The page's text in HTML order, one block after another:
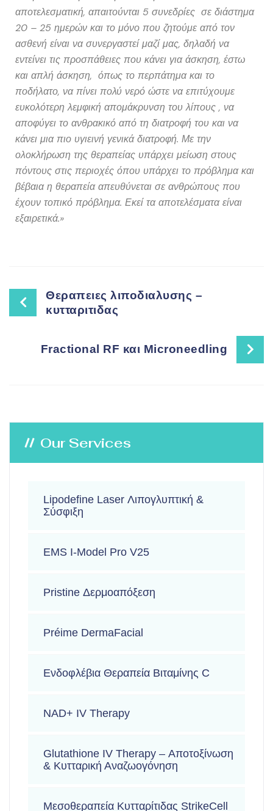
αποτελεσματική, απαιτούνται 5 συνεδρίες σε διάστημα
20 – 25 ημερών και το μόνο που ζητούμε από τον
ασθενή είναι να συνεργαστεί μαζί μας, δηλαδή να
εντείνει τις προσπάθειες που κάνει για άσκηση, έστω
και απλή άσκηση, όπως το περπάτημα και το
ποδήλατο, να πίνει πολύ νερό ώστε να επιτύχουμε
ευκολότερη λεμφική απομάκρυνση του λίπους , να
αποφύγει το ανθρακικό από τη διατροφή του και να
κάνει μια πιο υγιεινή γενικά διατροφή. Με την
ολοκλήρωση της θεραπείας υπάρχει μείωση στους
πόντους στις περιοχές όπου υπάρχει το πρόβλημα και
βέβαια η θεραπεία απευθύνεται σε ανθρώπους που
έχουν τοπικό πρόβλημα. Εκεί τα αποτελέσματα είναι
εξαιρετικά.»
Θεραπειες λιποδιαλυσης –
κυτταριτιδας
Fractional RF και Microneedling
Our Services
Lipodefine Laser Λιπογλυπτική &
Σύσφιξη
EMS I-Model Pro V25
Pristine Δερμοαπόξεση
Préime DermaFacial
Ενδοφλέβια Θεραπεία Βιταμίνης C
NAD+ IV Therapy
Glutathione IV Therapy – Αποτοξίνωση
& Κυτταρική Αναζωογόνηση
Μεσοθεραπεία Κυτταρίτιδας StrikeCell